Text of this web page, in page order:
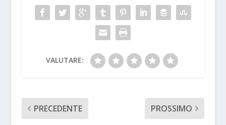
VALUTARE:
PRECEDENTE PROSSIMO